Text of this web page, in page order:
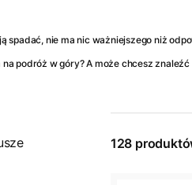
spadać, nie ma nic ważniejszego niż
podróż w góry? A może chcesz
128